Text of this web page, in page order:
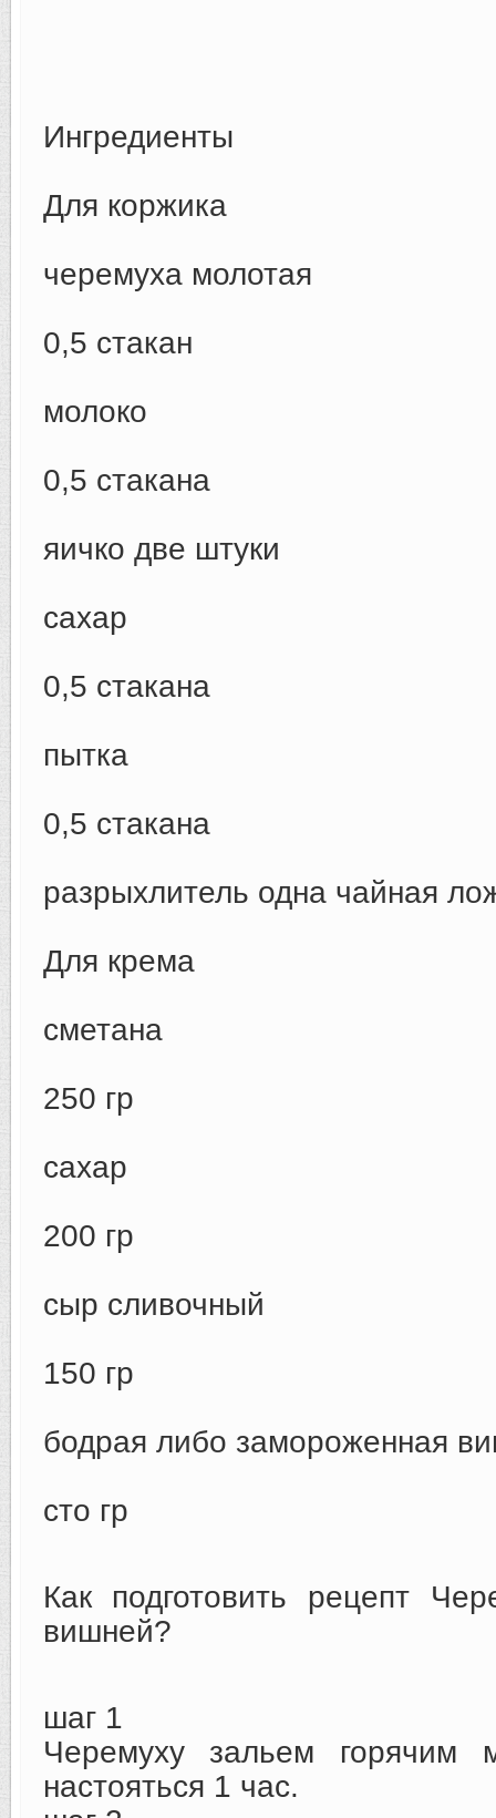
Ингредиенты
Для коржика
черемуха молотая
0,5 стакан
молоко
0,5 стакана
яичко две штуки
сахар
0,5 стакана
пытка
0,5 стакана
разрыхлитель одна чайная
Для крема
сметана
250 гр
сахар
200 гр
сыр сливочный
150 гр
бодрая либо замороженная
сто гр
Как подготовить рецепт
вишней?
шаг 1
Черемуху зальем горячим
настояться 1 час.